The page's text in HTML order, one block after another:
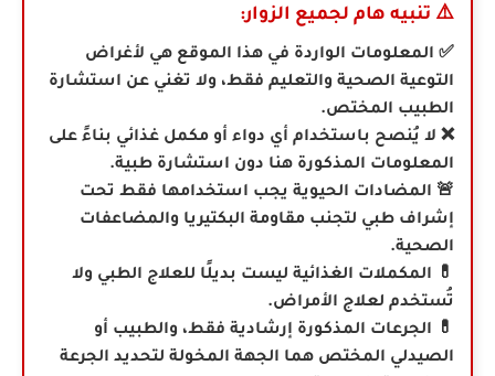
⚠️ تنبيه هام لجميع الزوار:
✅ المعلومات الواردة في هذا الموقع هي لأغراض
التوعية الصحية والتعليم فقط، ولا تغني عن استشارة
الطبيب المختص.
❌ لا يُنصح باستخدام أي دواء أو مكمل غذائي بناءً على
المعلومات المذكورة هنا دون استشارة طبية.
🚨 المضادات الحيوية يجب استخدامها فقط تحت
إشراف طبي لتجنب مقاومة البكتيريا والمضاعفات
الصحية.
💊 المكملات الغذائية ليست بديلًا للعلاج الطبي ولا
تُستخدم لعلاج الأمراض.
💊 الجرعات المذكورة إرشادية فقط، والطبيب أو
الصيدلي المختص هما الجهة المخولة لتحديد الجرعة